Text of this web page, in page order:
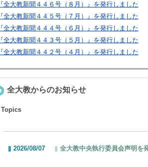
『全大教新聞４４６号（８月）』を発行しました
『全大教新聞４４５号（７月）』を発行しました
『全大教新聞４４４号（６月）』を発行しました
『全大教新聞４４３号（５月）』を発行しました
『全大教新聞４４２号（４月）』を発行しました
全大教からのお知らせ
Topics
2026/08/07 全大教中央執行委員会声明を